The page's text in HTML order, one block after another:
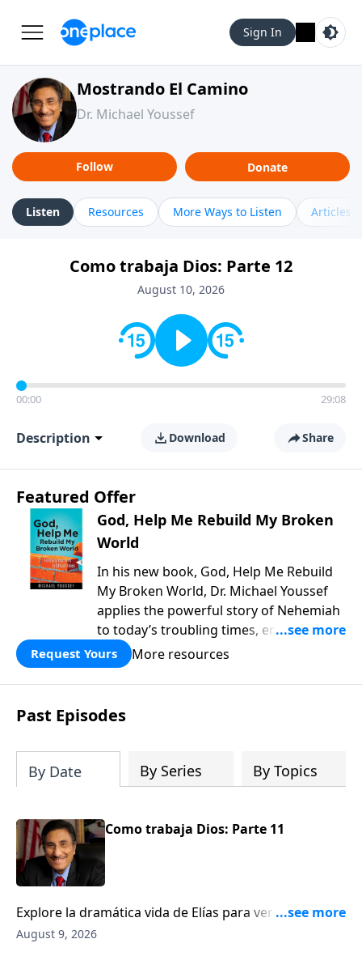
Sign In
Mostrando El Camino
Dr. Michael Youssef
Follow Donate
Listen Resources More Ways to Listen Articles
Como trabaja Dios: Parte 12
August 10, 2026
00:00 29:08
Description Download Share
Featured Offer
God, Help Me Rebuild My Broken
World
In his new book, God, Help Me Rebuild
My Broken World, Dr. Michael Youssef
applies the powerful story of Nehemiah
to today’s troubling times, encouraging
believers to rise up and rebuild the
broken walls around our families,
communities, and nation. Learn how
prayer, courage, and godly leadership
can fortify broken walls of faith in this
Request Yours More resources
Past Episodes
By Date By Series By Topics
Como trabaja Dios: Parte 11
Explore la dramática vida de Elías para ver una
ilustración de cómo Dios trabaja detrás del velo.
August 9, 2026